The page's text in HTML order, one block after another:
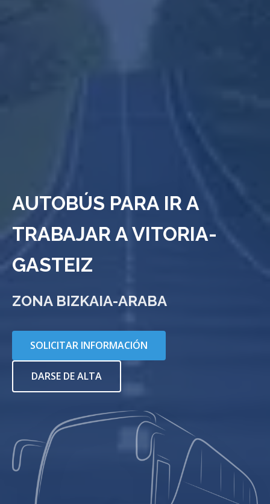
AUTOBÚS PARA IR A
TRABAJAR A VITORIA-
GASTEIZ
ZONA BIZKAIA-ARABA
SOLICITAR INFORMACIÓN
DARSE DE ALTA